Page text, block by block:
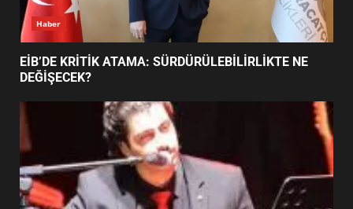
BURHANİYE BELEDİYESPOR’DA
YENİ YÖNETİM NASIL
Haber
EİB’DE KRİTİK ATAMA: SÜRDÜRÜLEBİLİRLİKTE NE
DEĞİŞECEK?